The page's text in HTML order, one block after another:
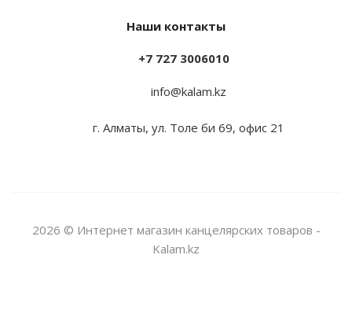
Наши контакты
+7 727 3006010
info@kalam.kz
г. Алматы, ул. Толе би 69, офис 21
2026 © Интернет магазин канцелярских товаров -
Kalam.kz